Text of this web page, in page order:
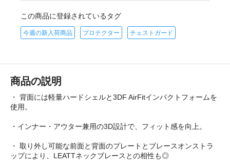
この商品に登録されているタグ
今週の新入荷商品 プロテクター チェストガード
商品の説明
・ 背面には軽量ハードシェルと3DF AirFitインパクトフォームを
使用。
・インナー・アウター兼用の3D設計で、フィット感を向上。
・ 取り外し可能な前面と背面のプレートとブレースオンストラ
ップにより、LEATTネックブレースとの相性も◎